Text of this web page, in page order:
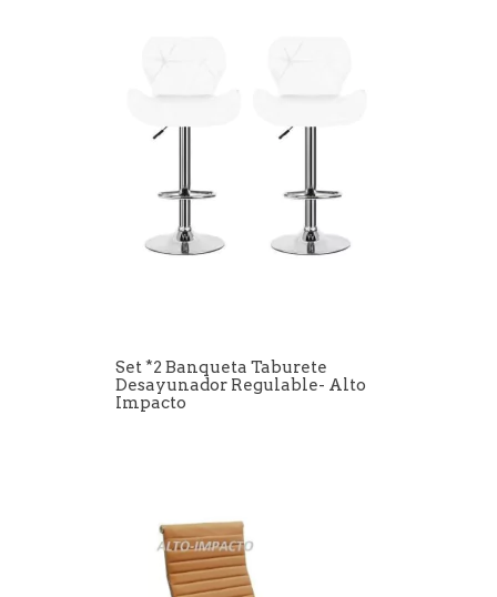
Set *2 Banqueta Taburete
Desayunador Regulable- Alto
Impacto